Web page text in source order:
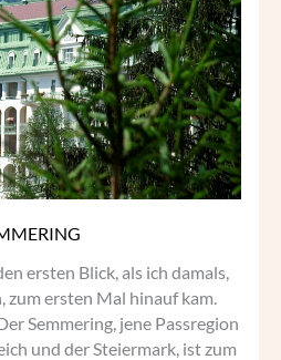
ersten Blick, als ich damals,
ersten Mal hinauf kam.
Semmering, jene Passregion
und der Steiermark, ist zum